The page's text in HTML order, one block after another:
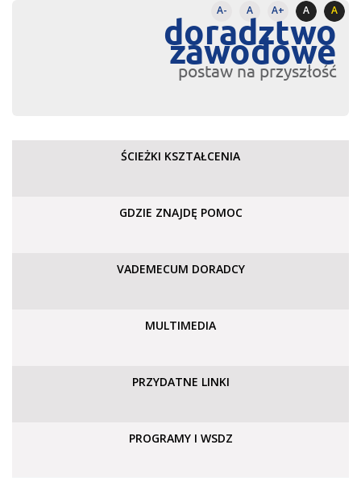
A- A A+ A A
doradztwo
zawodowe
postaw na przyszłość
ŚCIEŻKI KSZTAŁCENIA
GDZIE ZNAJDĘ POMOC
VADEMECUM DORADCY
MULTIMEDIA
PRZYDATNE LINKI
PROGRAMY I WSDZ